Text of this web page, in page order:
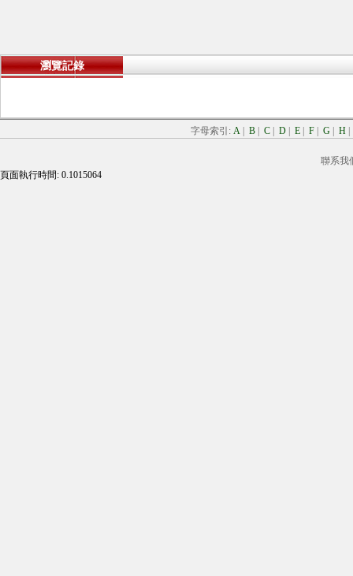
瀏覽記錄
字母索引: A B C D E F G H
聯系我
頁面執行時間: 0.1015064